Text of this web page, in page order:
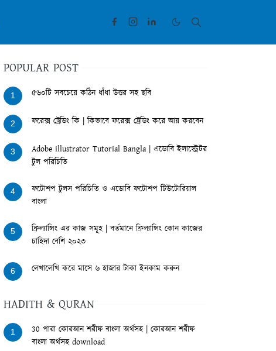
POPULAR POST
1 ৫৬০টি সবচেয়ে কঠিন ধাঁধা উত্তর সহ ছবি
2 ফরেক্স ট্রেডিং কি | কিভাবে ফরেক্স ট্রেডিং করে আয় করবেন
3
Adobe illustrator Tutorial Bangla | এডোবি ইলাস্ট্রেটর
টুল পরিচিতি
4
ফটোশপ টুলস পরিচিতি ও এডোবি ফটোশপ টিউটোরিয়াল
বাংলা
5
ফ্রিল্যান্সিং এর কাজ সমূহ | বর্তমানে ফ্রিল্যান্সিং কোন কাজের
চাহিদা বেশি ২০২৩
6 লেখালেখি করে মাসে ৬ হাজার টাকা ইনকাম করুন
HADITH & QURAN
1
30 পারা কোরআন শরীফ বাংলা অর্থসহ | কোরআন শরীফ
বাংলা অর্থসহ download